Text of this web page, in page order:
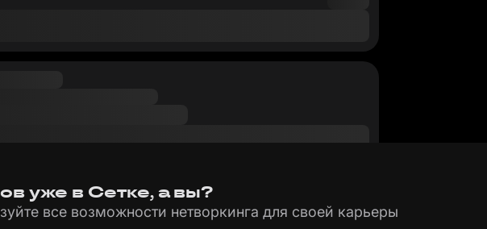
уже в Сетке, а вы?
все возможности нетворкинга для своей карьеры